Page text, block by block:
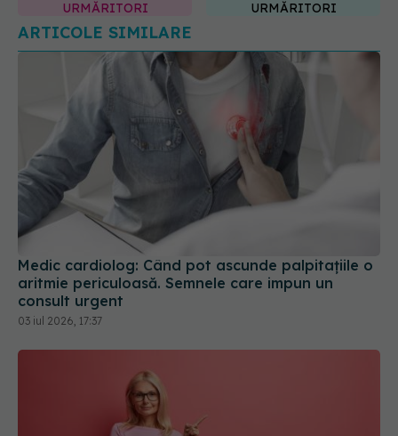
Medic cardiolog: Când pot ascunde palpitațiile o
aritmie periculoasă. Semnele care impun un
consult urgent